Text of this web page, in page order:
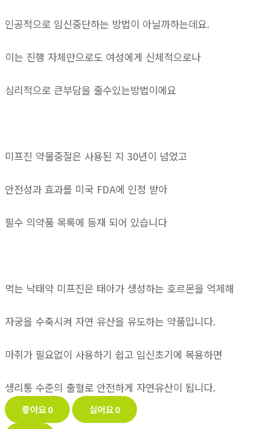
인공적으로 임신중단하는 방법이 아닐까하는데요.
이는 진행 자체만으로도 여성에게 신체적으로나
심리적으로 큰부담을 줄수있는방법이에요
미프진 약물중절은 사용된 지 30년이 넘었고
안전성과 효과를 미국 FDA에 인정 받아
필수 의약품 목록에 등재 되어 있습니다
먹는 낙태약 미프진은 태아가 생성하는 호르몬을 억제해
자궁을 수축시켜 자연 유산을 유도하는 약품입니다.
마취가 필요없이 사용하기 쉽고 임신초기에 복용하면
생리통 수준의 출혈로 안전하게 자연유산이 됩니다.
좋아요0 싫어요0